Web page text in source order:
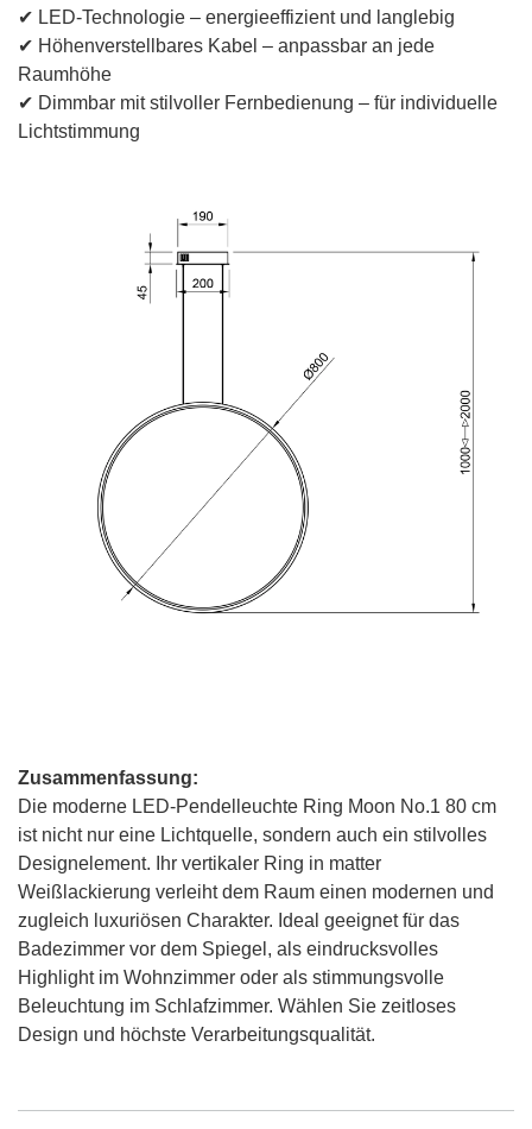
✔ LED-Technologie – energieeffizient und langlebig
✔ Höhenverstellbares Kabel – anpassbar an jede
Raumhöhe
✔ Dimmbar mit stilvoller Fernbedienung – für individuelle
Lichtstimmung
Zusammenfassung:
Die moderne LED-Pendelleuchte Ring Moon No.1 80 cm
ist nicht nur eine Lichtquelle, sondern auch ein stilvolles
Designelement. Ihr vertikaler Ring in matter
Weißlackierung verleiht dem Raum einen modernen und
zugleich luxuriösen Charakter. Ideal geeignet für das
Badezimmer vor dem Spiegel, als eindrucksvolles
Highlight im Wohnzimmer oder als stimmungsvolle
Beleuchtung im Schlafzimmer. Wählen Sie zeitloses
Design und höchste Verarbeitungsqualität.